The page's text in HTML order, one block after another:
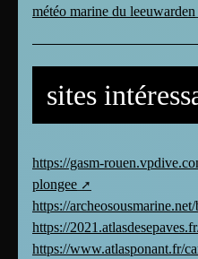
météo marine du leeuwarden
sites
https://gasm-
plongee
https://archeosousmarine.net/
https://
https://www.atlasponant.fr/